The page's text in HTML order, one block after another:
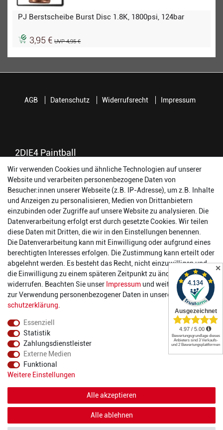
PJ Berstscheibe Burst Disc 1.8K, 1800psi, 124bar
3,95 €UVP 4,95 €
2DIE4 Paintball
56457 Westerburg
Reinhold-Ferger-Straße 26
order@2die4-sports.com
0 26 63/ 9 68 69 37
Öffnungszeiten
Montag:
14:00 - 17:00 Uhr
Dienstag:
14:00 - 17:00 Uhr
Mittwoch:
14:00 - 17:00 Uhr
Donnerstag:
14:00 - 17:00 Uhr
Freitag:
14:00 - 19:00 Uhr
Samstag:
10:00 - 17:00 Uhr
AGB Datenschutz Widerrufsrecht Impressum
Wir verwenden Cookies und ähnliche Technologien auf unserer
Website und verarbeiten personenbezogene Daten von
Besucher:innen unserer Webseite (z.B. IP-Adresse), um z.B. Inhalte
und Anzeigen zu personalisieren, Medien von Drittanbietern
einzubinden oder Zugriffe auf unsere Website zu analysieren. Die
Datenverarbeitung erfolgt erst durch gesetzte Cookies. Wir teilen
diese Daten mit Dritten, die wir in den Einstellungen benennen.
Die Datenverarbeitung kann mit Einwilligung oder aufgrund eines
berechtigten Interesses erfolgen. Die Zustimmung kann erteilt oder
abgelehnt werden. Es besteht das Recht, nicht einzuwilligen und
die Einwilligung zu einem späteren Zeitpunkt zu ändern oder zu
widerrufen. Beachten Sie unser Impressum und weitere Hinweise
zur Verwendung personenbezogener Daten in unserer
Daten­
schutz­erklärung
Essenziell
Statistik
Zahlungsdienstleister
Externe Medien
Funktional
Weitere Einstellungen
Alle akzeptieren
Alle ablehnen
✕